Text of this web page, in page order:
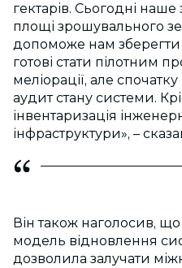
гектарів. Сьогодні
площі зрошувального
допоможе нам зберегти
готові стати пілотним
меліорації, але
аудит стану системи.
інвентаризація
інфраструктури», –
Він також наголосив, що
модель відновлення
дозволила залучати